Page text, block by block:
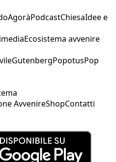
AgoràPodcastChiesaIdee e
Ecosistema avvenire
GutenbergPopotusPop
AvvenireShopContatti